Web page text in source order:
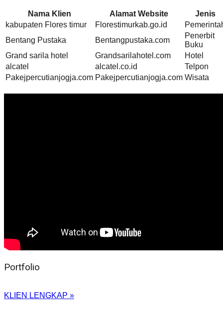
Nama Klien Alamat Website
Jenis
kabupaten Flores timur
Florestimurkab.go.id
Bentang Pustaka
Bentangpustaka.com
Penerbit
Buku
Grand sarila hotel
Grandsarilahotel.com
Hotel
alcatel
alcatel.co.id
Telpon
Pakejpercutianjogja.com Pakejpercutianjogja.com Wisata
Portfolio
KLIEN LENGKAP »